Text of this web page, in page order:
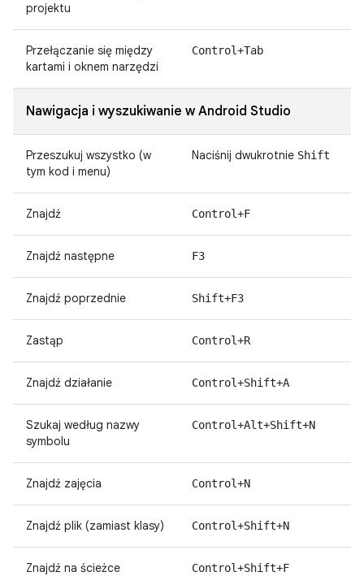
projektu
Przełączanie się między
kartami i oknem narzędzi
Control+Tab
Nawigacja i wyszukiwanie w Android Studio
Przeszukuj wszystko (w
tym kod i menu)
Naciśnij dwukrotnie Shift
Znajdź Control+F
Znajdź następne F3
Znajdź poprzednie Shift+F3
Zastąp Control+R
Znajdź działanie Control+Shift+A
Szukaj według nazwy
symbolu
Control+Alt+Shift+N
Znajdź zajęcia Control+N
Znajdź plik (zamiast klasy) Control+Shift+N
Znajdź na ścieżce Control+Shift+F